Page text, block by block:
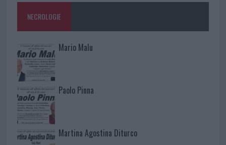
NECROLOGIE
Mario Malu
Paolo Pinna
Martina Agostina Diturco